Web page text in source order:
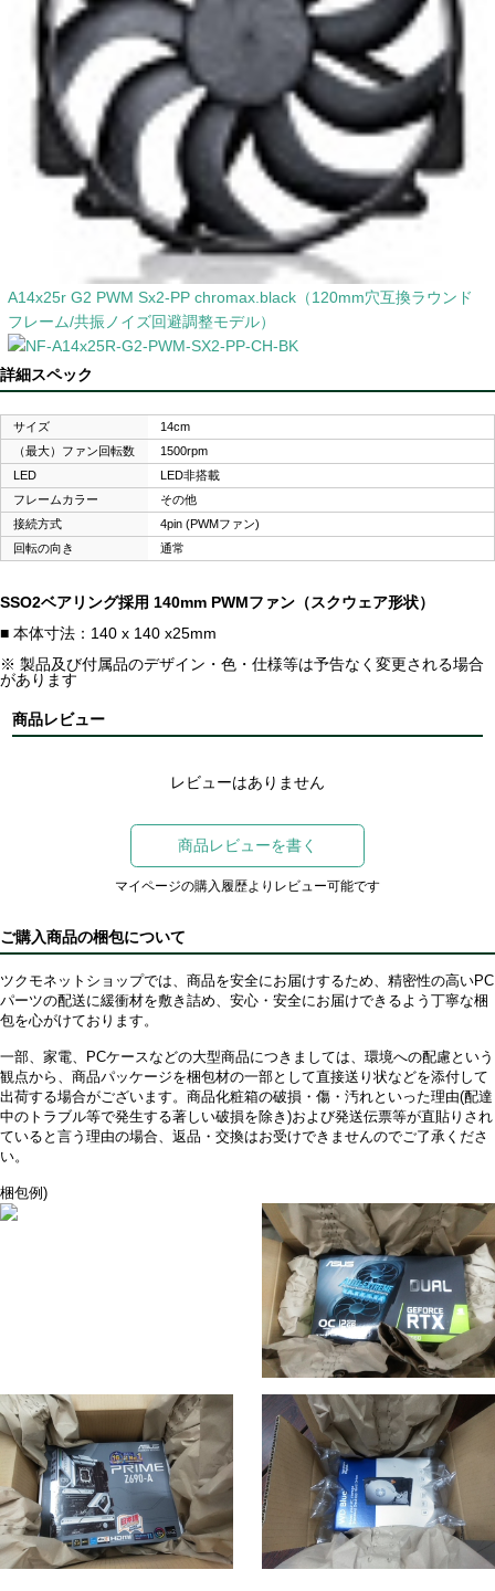
A14x25r G2 PWM Sx2-PP chromax.black（120mm穴互換ラウンド
フレーム/共振ノイズ回避調整モデル）
詳細スペック
サイズ
14cm
（最大）ファン回転数
1500rpm
LED
LED非搭載
フレームカラー
その他
接続方式
4pin (PWMファン)
回転の向き
通常
SSO2ベアリング採用 140mm PWMファン（スクウェア形状）
■ 本体寸法：140 x 140 x25mm
※ 製品及び付属品のデザイン・色・仕様等は予告なく変更される場合
があります
商品レビュー
レビューはありません
商品レビューを書く
マイページの購入履歴よりレビュー可能です
ご購入商品の梱包について
ツクモネットショップでは、商品を安全にお届けするため、精密性の高いPC
パーツの配送に緩衝材を敷き詰め、安心・安全にお届けできるよう丁寧な梱
包を心がけております。
一部、家電、PCケースなどの大型商品につきましては、環境への配慮という
観点から、商品パッケージを梱包材の一部として直接送り状などを添付して
出荷する場合がございます。商品化粧箱の破損・傷・汚れといった理由(配達
中のトラブル等で発生する著しい破損を除き)および発送伝票等が直貼りされ
ていると言う理由の場合、返品・交換はお受けできませんのでご了承くださ
い。
梱包例)